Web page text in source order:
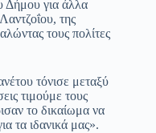
Δήμου για άλλα
της
τους πολίτες
τόνισε μεταξύ
τιμούμε τους
το δικαίωμα να
τα ιδανικά μας».